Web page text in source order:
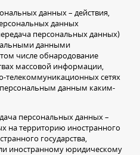
данных – действия,
данных
персональных данных)
данными
числе обнародование
массовой информации,
сетях
персональным данным каким-
персональных данных –
на территорию иностранного
государства,
иностранному юридическому